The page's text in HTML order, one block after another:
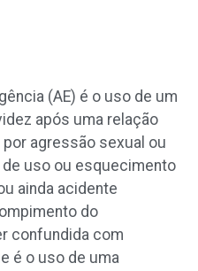
(AE) é o uso de um
após uma relação
agressão sexual ou
uso ou esquecimento
ainda acidente
do
confundida com
é o uso de uma